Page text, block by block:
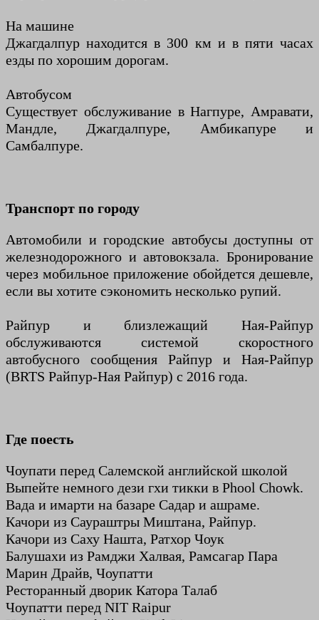
На машине
Джагдалпур находится в 300 км и в пяти часах
езды по хорошим дорогам.
Автобусом
Существует обслуживание в Нагпуре, Амравати,
Мандле, Джагдалпуре, Амбикапуре и
Самбалпуре.
Транспорт по городу
Автомобили и городские автобусы доступны от
железнодорожного и автовокзала. Бронирование
через мобильное приложение обойдется дешевле,
если вы хотите сэкономить несколько рупий.
Райпур и близлежащий Ная-Райпур
обслуживаются системой скоростного
автобусного сообщения Райпур и Ная-Райпур
(BRTS Райпур-Ная Райпур) с 2016 года.
Где поесть
Чоупати перед Салемской английской школой
Выпейте немного дези гхи тикки в Phool Chowk.
Вада и имарти на базаре Садар и ашраме.
Качори из Саураштры Миштана, Райпур.
Качори из Саху Нашта, Ратхор Чоук
Балушахи из Рамджи Халвая, Рамсагар Пара
Марин Драйв, Чоупатти
Ресторанный дворик Катора Талаб
Чоупатти перед NIT Raipur